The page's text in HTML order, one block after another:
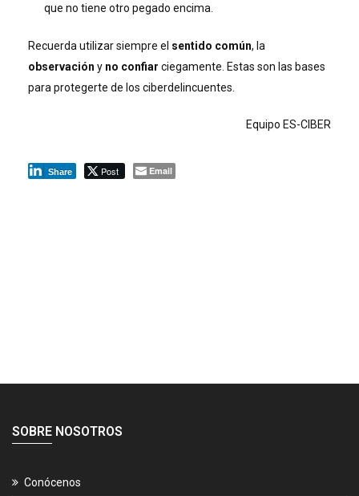
que no tiene otro pegado encima.
Recuerda utilizar siempre el sentido común, la
observación y no confiar ciegamente. Estas son las bases
para protegerte de los ciberdelincuentes.
Equipo ES-CIBER
Share Post Email
SOBRE NOSOTROS
Conócenos